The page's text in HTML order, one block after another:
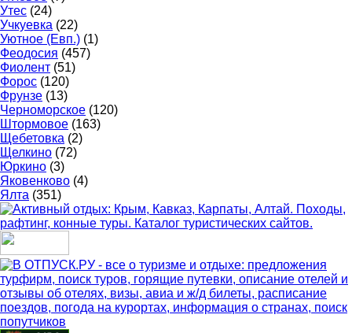
Утес (24)
Учкуевка (22)
Уютное (Евп.) (1)
Феодосия (457)
Фиолент (51)
Форос (120)
Фрунзе (13)
Черноморское (120)
Штормовое (163)
Щебетовка (2)
Щелкино (72)
Юркино (3)
Яковенково (4)
Ялта (351)